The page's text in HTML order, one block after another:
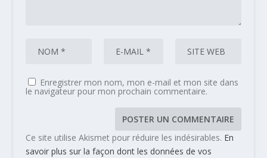
Enregistrer mon nom, mon e-mail et mon site dans
le navigateur pour mon prochain commentaire.
Ce site utilise Akismet pour réduire les indésirables. En
savoir plus sur la façon dont les données de vos